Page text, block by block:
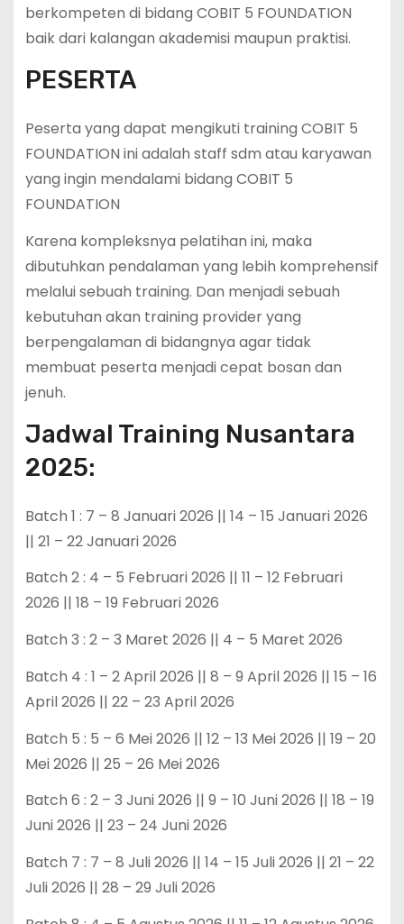
berkompeten di bidang COBIT 5 FOUNDATION
baik dari kalangan akademisi maupun praktisi.
PESERTA
Peserta yang dapat mengikuti training COBIT 5
FOUNDATION ini adalah staff sdm atau karyawan
yang ingin mendalami bidang COBIT 5
FOUNDATION
Karena kompleksnya pelatihan ini, maka
dibutuhkan pendalaman yang lebih komprehensif
melalui sebuah training. Dan menjadi sebuah
kebutuhan akan training provider yang
berpengalaman di bidangnya agar tidak
membuat peserta menjadi cepat bosan dan
jenuh.
Jadwal Training Nusantara
2025:
Batch 1 : 7 – 8 Januari 2026 || 14 – 15 Januari 2026
|| 21 – 22 Januari 2026
Batch 2 : 4 – 5 Februari 2026 || 11 – 12 Februari
2026 || 18 – 19 Februari 2026
Batch 3 : 2 – 3 Maret 2026 || 4 – 5 Maret 2026
Batch 4 : 1 – 2 April 2026 || 8 – 9 April 2026 || 15 – 16
April 2026 || 22 – 23 April 2026
Batch 5 : 5 – 6 Mei 2026 || 12 – 13 Mei 2026 || 19 – 20
Mei 2026 || 25 – 26 Mei 2026
Batch 6 : 2 – 3 Juni 2026 || 9 – 10 Juni 2026 || 18 – 19
Juni 2026 || 23 – 24 Juni 2026
Batch 7 : 7 – 8 Juli 2026 || 14 – 15 Juli 2026 || 21 – 22
Juli 2026 || 28 – 29 Juli 2026